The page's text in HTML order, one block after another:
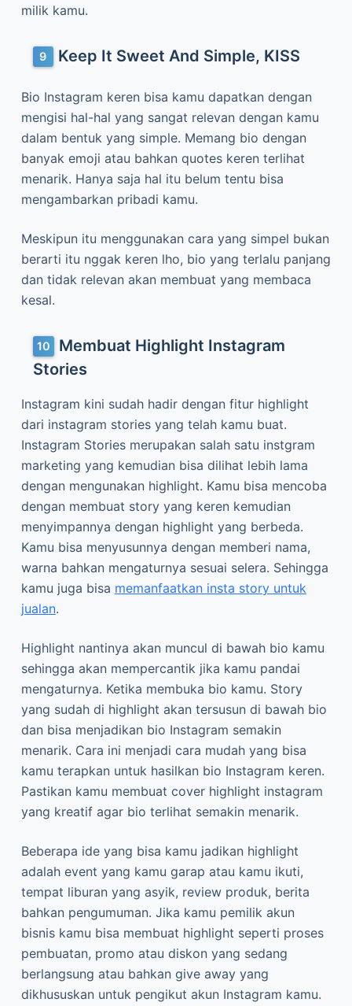
milik kamu.
Keep It Sweet And Simple, KISS
Bio Instagram keren bisa kamu dapatkan dengan
mengisi hal-hal yang sangat relevan dengan kamu
dalam bentuk yang simple. Memang bio dengan
banyak emoji atau bahkan quotes keren terlihat
menarik. Hanya saja hal itu belum tentu bisa
mengambarkan pribadi kamu.
Meskipun itu menggunakan cara yang simpel bukan
berarti itu nggak keren lho, bio yang terlalu panjang
dan tidak relevan akan membuat yang membaca
kesal.
Membuat Highlight Instagram
Stories
Instagram kini sudah hadir dengan fitur highlight
dari instagram stories yang telah kamu buat.
Instagram Stories merupakan salah satu instgram
marketing yang kemudian bisa dilihat lebih lama
dengan mengunakan highlight. Kamu bisa mencoba
dengan membuat story yang keren kemudian
menyimpannya dengan highlight yang berbeda.
Kamu bisa menyusunnya dengan memberi nama,
warna bahkan mengaturnya sesuai selera. Sehingga
kamu juga bisa memanfaatkan insta story untuk
jualan.
Highlight nantinya akan muncul di bawah bio kamu
sehingga akan mempercantik jika kamu pandai
mengaturnya. Ketika membuka bio kamu. Story
yang sudah di highlight akan tersusun di bawah bio
dan bisa menjadikan bio Instagram semakin
menarik. Cara ini menjadi cara mudah yang bisa
kamu terapkan untuk hasilkan bio Instagram keren.
Pastikan kamu membuat cover highlight instagram
yang kreatif agar bio terlihat semakin menarik.
Beberapa ide yang bisa kamu jadikan highlight
adalah event yang kamu garap atau kamu ikuti,
tempat liburan yang asyik, review produk, berita
bahkan pengumuman. Jika kamu pemilik akun
bisnis kamu bisa membuat highlight seperti proses
pembuatan, promo atau diskon yang sedang
berlangsung atau bahkan give away yang
dikhususkan untuk pengikut akun Instagram kamu.